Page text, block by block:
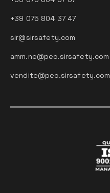
+39 075 804 37 47
sir@sirsafety.com
amm.ne@pec.sirsafety.com
vendite@pec.sirsafety.com